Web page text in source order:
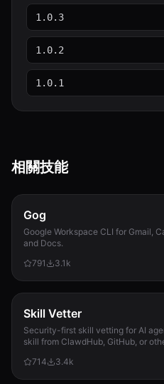
1.0.3
1.0.2
1.0.1
相關技能
Gog
Google Workspace CLI for Gmail,
and Docs.
791
3.1k
Skill Vetter
Security-first skill vetting for AI
skill from ClawdHub, GitHub, or
714
3.4k